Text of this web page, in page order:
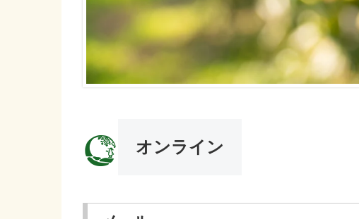
オンライン